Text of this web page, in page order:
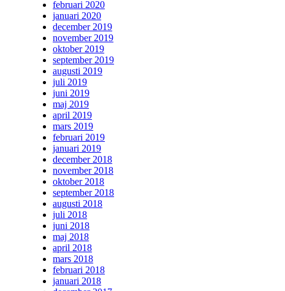
februari 2020
januari 2020
december 2019
november 2019
oktober 2019
september 2019
augusti 2019
juli 2019
juni 2019
maj 2019
april 2019
mars 2019
februari 2019
januari 2019
december 2018
november 2018
oktober 2018
september 2018
augusti 2018
juli 2018
juni 2018
maj 2018
april 2018
mars 2018
februari 2018
januari 2018